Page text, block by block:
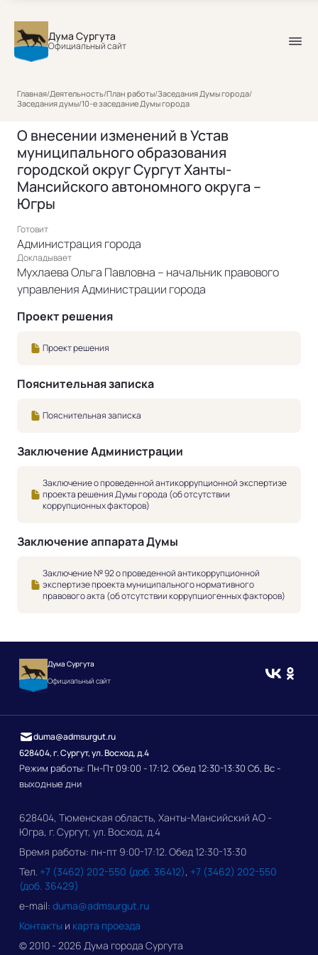
Дума Сургута
Официальный сайт
Главная/Деятельность/План работы/Заседания Думы города/
Заседания думы/10-е заседание Думы города
О внесении изменений в Устав
муниципального образования
городской округ Сургут Ханты-
Мансийского автономного округа –
Югры
Готовит
Администрация города
Докладывает
Мухлаева Ольга Павловна – начальник правового
управления Администрации города
Проект решения
Проект решения
Пояснительная записка
Пояснительная записка
Заключение Администрации
Заключение о проведенной антикоррупционной экспертизе
проекта решения Думы города (об отсутствии
коррупционных факторов)
Заключение аппарата Думы
Заключение № 92 о проведенной антикоррупционной
экспертизе проекта муниципального нормативного
правового акта (об отсутствии коррупциогенных факторов)
Дума Сургута
Официальный сайт
628404, г. Сургут, ул. Восход, д.4
Режим работы: Пн-Пт 09:00 - 17:12. Обед 12:30-13:30 Сб, Вс -
выходные дни
duma@admsurgut.ru
628404, Тюменская область, Ханты-Мансийский АО -
Югра, г. Сургут, ул. Восход, д.4
Время работы: пн-пт 9:00-17:12. Обед 12:30-13:30
Тел. +7 (3462) 202-550 (доб. 36412), +7 (3462) 202-550
(доб. 36429)
e-mail: duma@admsurgut.ru
Контакты и карта проезда
© 2010 - 2026 Дума города Сургута